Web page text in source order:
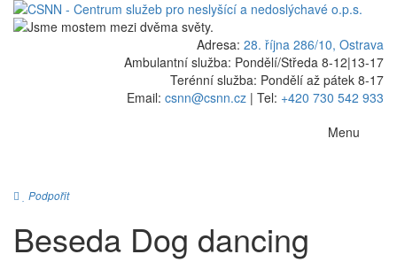
Adresa: 28. října 286/10, Ostrava
Ambulantní služba: Pondělí/Středa 8-12|13-17
Terénní služba: Pondělí až pátek 8-17
Email: csnn@csnn.cz | Tel: +420 730 542 933
Menu
Podpořit
Beseda Dog dancing